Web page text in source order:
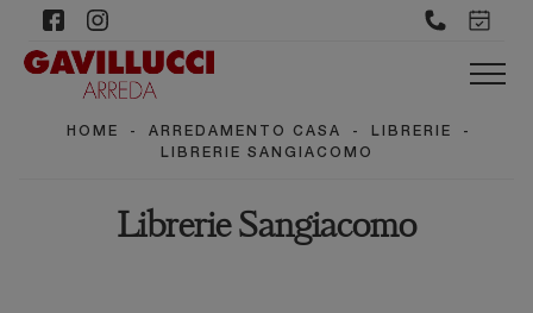
HOME - ARREDAMENTO CASA - LIBRERIE
-
LIBRERIE SANGIACOMO
Librerie Sangiacomo